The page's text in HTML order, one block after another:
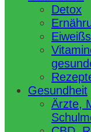
Detox
Gesundheit
Ärzte,